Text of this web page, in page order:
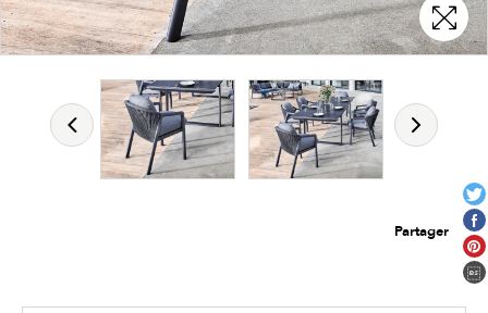
Partager